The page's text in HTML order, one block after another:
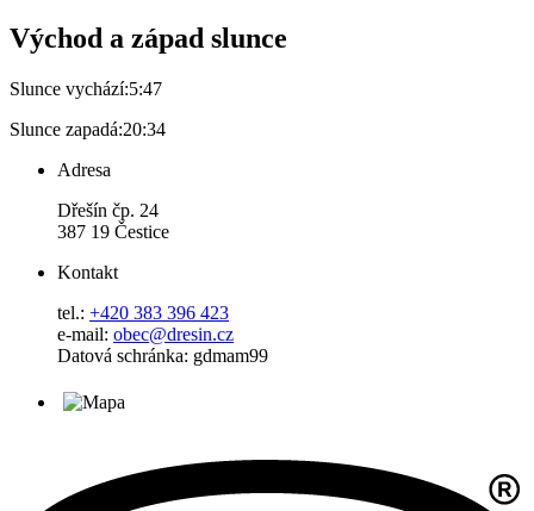
Východ a západ slunce
Slunce vychází:5:47
Slunce zapadá:20:34
Adresa
Dřešín čp. 24
387 19 Čestice
Kontakt
tel.: +420 383 396 423
e-mail: obec@dresin.cz
Datová schránka: gdmam99